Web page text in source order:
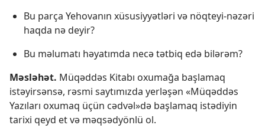
Bu parça Yehovanın xüsusiyyətləri və nöqteyi-nəzəri
haqda nə deyir?
Bu məlumatı həyatımda necə tətbiq edə bilərəm?
Məsləhət. Müqəddəs Kitabı oxumağa başlamaq
istəyirsənsə, rəsmi saytımızda yerləşən «Müqəddəs
Yazıları oxumaq üçün cədvəl»də başlamaq istədiyin
tarixi qeyd et və məqsədyönlü ol.